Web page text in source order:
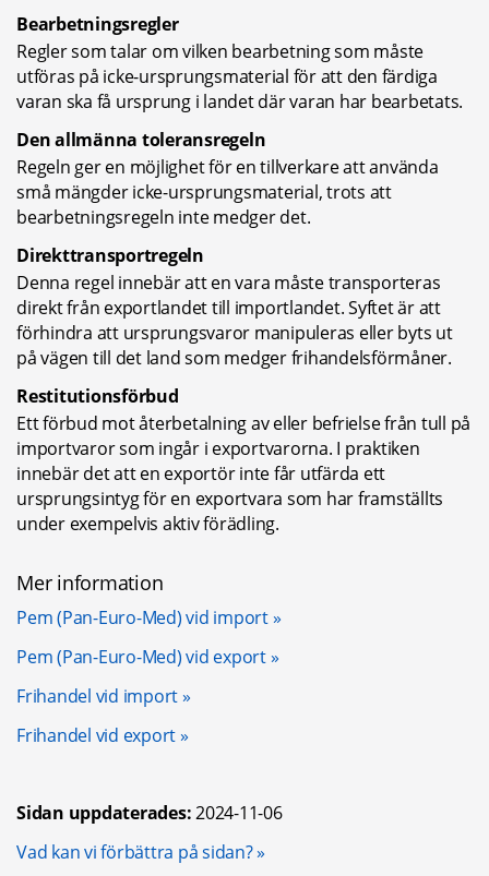
Bearbetningsregler
Regler som talar om vilken bearbetning som måste
utföras på icke-ursprungsmaterial för att den färdiga
varan ska få ursprung i landet där varan har bearbetats.
Den allmänna toleransregeln
Regeln ger en möjlighet för en tillverkare att använda
små mängder icke-ursprungsmaterial, trots att
bearbetningsregeln inte medger det.
Direkttransportregeln
Denna regel innebär att en vara måste transporteras
direkt från exportlandet till importlandet. Syftet är att
förhindra att ursprungsvaror manipuleras eller byts ut
på vägen till det land som medger frihandelsförmåner.
Restitutionsförbud
Ett förbud mot återbetalning av eller befrielse från tull på
importvaror som ingår i exportvarorna. I praktiken
innebär det att en exportör inte får utfärda ett
ursprungsintyg för en exportvara som har framställts
under exempelvis aktiv förädling.
Mer information
Pem (Pan-Euro-Med) vid import
Pem (Pan-Euro-Med) vid export
Frihandel vid import
Frihandel vid export
Sidan uppdaterades:2024-11-06
Vad kan vi förbättra på sidan?Öppnas i nytt fönster.